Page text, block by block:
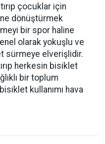
çocuklar için
dönüştürmek
bir spor haline
olarak yokuşlu ve
sürmeye elverişlidir.
herkesin bisiklet
bir toplum
kullanımı hava